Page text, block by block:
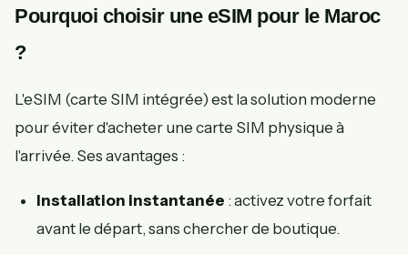
Pourquoi choisir une eSIM pour le Maroc
?
L'eSIM (carte SIM intégrée) est la solution moderne
pour éviter d'acheter une carte SIM physique à
l'arrivée. Ses avantages :
Installation instantanée : activez votre forfait
avant le départ, sans chercher de boutique.